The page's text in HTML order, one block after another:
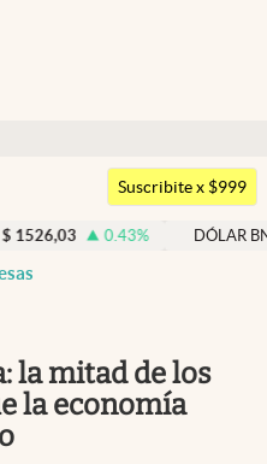
Argentina
Uruguay
Suscribite x $999
0.43% DÓLAR BNA $ 1520
la mitad de los
la economía